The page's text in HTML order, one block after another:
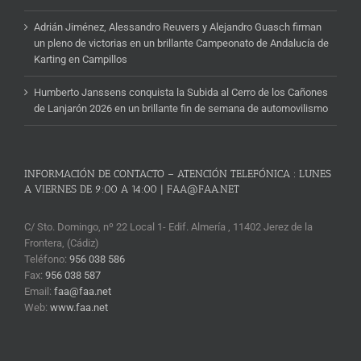
Adrián Jiménez, Alessandro Reuvers y Alejandro Guasch firman
un pleno de victorias en un brillante Campeonato de Andalucía de
Karting en Campillos
Humberto Janssens conquista la Subida al Cerro de los Cañones
de Lanjarón 2026 en un brillante fin de semana de automovilismo
INFORMACIÓN DE CONTACTO – ATENCIÓN TELEFÓNICA : LUNES
A VIERNES DE 9:00 A 14:00 | FAA@FAA.NET
C/ Sto. Domingo, nº 22 Local 1- Edif. Almería , 11402 Jerez de la
Frontera, (Cádiz)
Teléfono: 956 038 586
Fax: 956 038 587
Email: faa@faa.net
Web: www.faa.net